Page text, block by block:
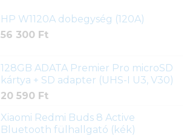
HP W1120A dobegység (120A)
56 300 Ft
128GB ADATA Premier Pro microSD
kártya + SD adapter (UHS-I U3, V30)
20 590 Ft
Xiaomi Redmi Buds 8 Active
Bluetooth fülhallgató (kék)